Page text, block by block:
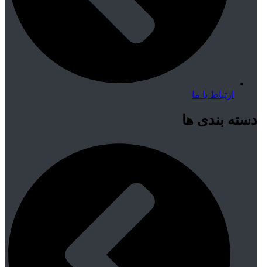
ارتباط با ما
دسته بندی ها